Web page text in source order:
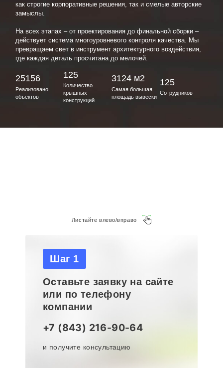
как строгие корпоративные решения, так и смелые авторские
замыслы.
На всех этапах – от проектирования до финальной сборки –
действует система многоуровневого контроля качества. Мы
превращаем свет в инструмент архитектурного воздействия,
где каждая деталь просчитана до мелочей.
25156
Реализовано
объектов
125
Количество
крышных
конструкций
3124 м2
Самая большая
площадь вывески
125
Сотрудников
Листайте влево/вправо
Шаг 1
Оставьте заявку на сайте
или по телефону
компании
+7 (843) 216-90-64
и получите консультацию